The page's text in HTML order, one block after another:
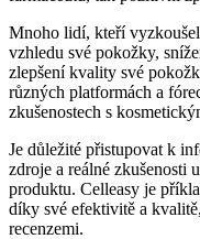
Mnoho lidí, kteří
vzhledu své pokožky,
zlepšení kvality své
různých platformách a
zkušenostech s
Je důležité přistupovat k
zdroje a reálné zkušenosti
produktu. Celleasy je
díky své efektivitě a
recenzemi.